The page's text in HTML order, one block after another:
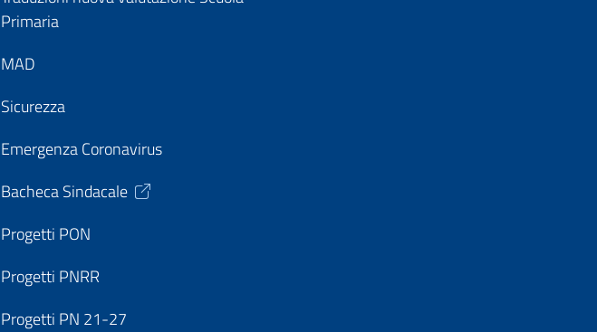
Primaria
MAD
Sicurezza
Emergenza Coronavirus
Bacheca Sindacale
Progetti PON
Progetti PNRR
Progetti PN 21-27